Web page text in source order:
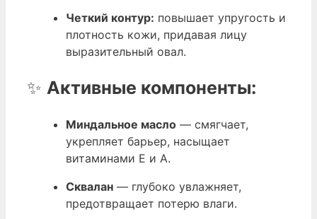
Четкий контур: повышает упругость и
плотность кожи, придавая лицу
выразительный овал.
✨ Активные компоненты:
Миндальное масло — смягчает,
укрепляет барьер, насыщает
витаминами E и A.
Сквалан — глубоко увлажняет,
предотвращает потерю влаги.